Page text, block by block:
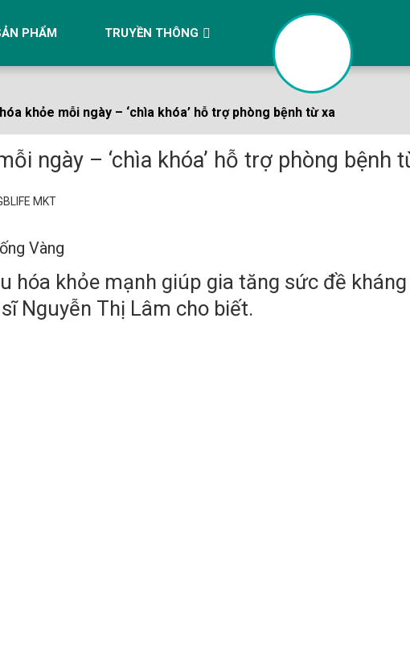
PHẨM TRUYỀN THÔNG
khỏe mỗi ngày – ‘chìa khóa’ hỗ trợ phòng bệnh từ xa
ngày – ‘chìa khóa’ hỗ trợ phòng bệnh
MKT
Vàng
hóa khỏe mạnh giúp gia tăng sức đề
Nguyễn Thị Lâm cho biết.